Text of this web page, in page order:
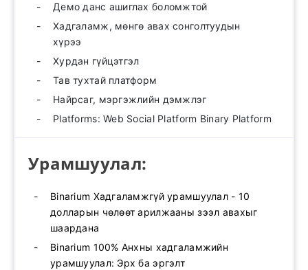
Демо данс ашиглах боломжтой
Хадгаламж, мөнгө авах сонголтуудын
хүрээ
Хурдан гүйцэтгэл
Тав тухтай платформ
Найрсаг, мэргэжлийн дэмжлэг
Platforms: Web Social Platform Binary Platform
Урамшуулал:
Binarium Хадгаламжгүй урамшуулал - 10
долларын чөлөөт арилжааны зээл авахыг
шаардана
Binarium 100% Анхны хадгаламжийн
урамшуулал: Эрх ба эргэлт